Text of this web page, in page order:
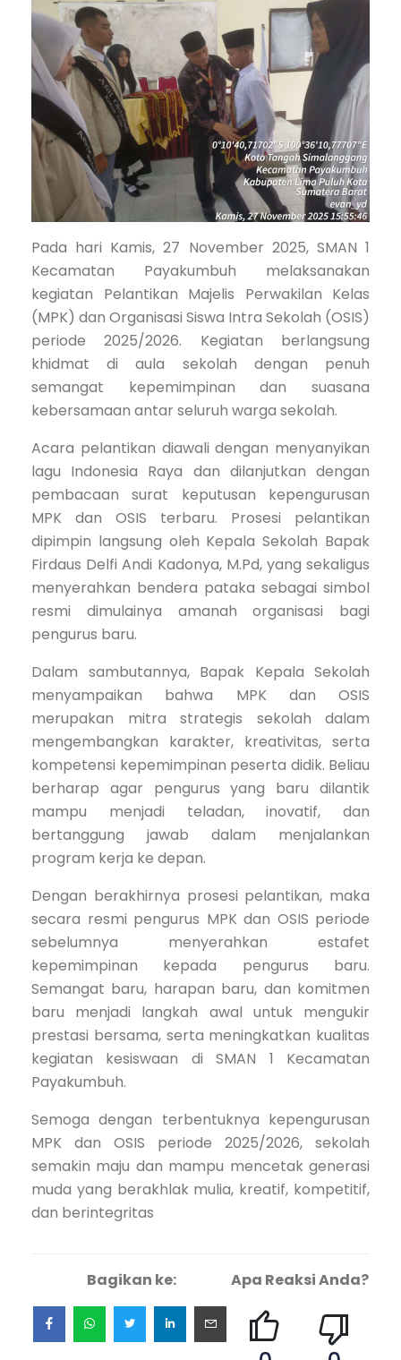
Pada hari Kamis, 27 November 2025, SMAN 1
Kecamatan Payakumbuh melaksanakan
kegiatan Pelantikan Majelis Perwakilan Kelas
(MPK) dan Organisasi Siswa Intra Sekolah (OSIS)
periode 2025/2026. Kegiatan berlangsung
khidmat di aula sekolah dengan penuh
semangat kepemimpinan dan suasana
kebersamaan antar seluruh warga sekolah.
Acara pelantikan diawali dengan menyanyikan
lagu Indonesia Raya dan dilanjutkan dengan
pembacaan surat keputusan kepengurusan
MPK dan OSIS terbaru. Prosesi pelantikan
dipimpin langsung oleh Kepala Sekolah Bapak
Firdaus Delfi Andi Kadonya, M.Pd, yang sekaligus
menyerahkan bendera pataka sebagai simbol
resmi dimulainya amanah organisasi bagi
pengurus baru.
Dalam sambutannya, Bapak Kepala Sekolah
menyampaikan bahwa MPK dan OSIS
merupakan mitra strategis sekolah dalam
mengembangkan karakter, kreativitas, serta
kompetensi kepemimpinan peserta didik. Beliau
berharap agar pengurus yang baru dilantik
mampu menjadi teladan, inovatif, dan
bertanggung jawab dalam menjalankan
program kerja ke depan.
Dengan berakhirnya prosesi pelantikan, maka
secara resmi pengurus MPK dan OSIS periode
sebelumnya menyerahkan estafet
kepemimpinan kepada pengurus baru.
Semangat baru, harapan baru, dan komitmen
baru menjadi langkah awal untuk mengukir
prestasi bersama, serta meningkatkan kualitas
kegiatan kesiswaan di SMAN 1 Kecamatan
Payakumbuh.
Semoga dengan terbentuknya kepengurusan
MPK dan OSIS periode 2025/2026, sekolah
semakin maju dan mampu mencetak generasi
muda yang berakhlak mulia, kreatif, kompetitif,
dan berintegritas
Bagikan ke: Apa Reaksi Anda?